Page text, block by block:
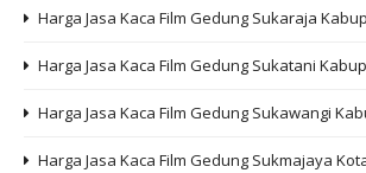
Harga Jasa Kaca Film Gedung Sukaraja
Harga Jasa Kaca Film Gedung Sukatani
Harga Jasa Kaca Film Gedung Sukawangi
Harga Jasa Kaca Film Gedung Sukmajaya